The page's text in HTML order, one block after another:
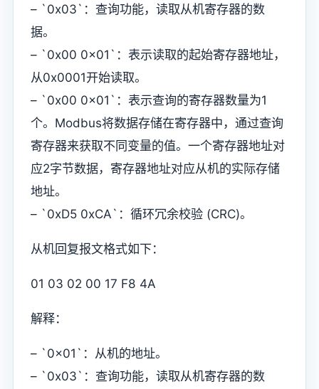
– `0x03`：查询功能，读取从机寄存器的数
据。
– `0x00 0x01`：表示读取的起始寄存器地址，
从0x0001开始读取。
– `0x00 0x01`：表示查询的寄存器数量为1
个。Modbus将数据存储在寄存器中，通过查询
寄存器来获取不同变量的值。一个寄存器地址对
应2字节数据，寄存器地址对应从机的实际存储
地址。
– `0xD5 0xCA`：循环冗余校验 (CRC)。
从机回复报文格式如下：
01 03 02 00 17 F8 4A
解释：
– `0x01`：从机的地址。
– `0x03`：查询功能，读取从机寄存器的数